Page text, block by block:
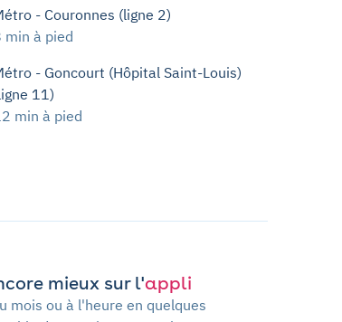
- Couronnes (ligne 2)
min à pied
- Goncourt (Hôpital Saint-Louis)
11)
min à pied
mieux sur l'appli
mois ou à l'heure en quelques